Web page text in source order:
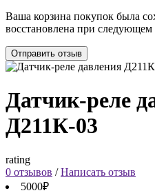
Ваша корзина покупок была
восстановлена при
Отправить отзыв
Датчик-реле
Д211К-03
rating
0 отзывов /Написать отзыв
5000₽